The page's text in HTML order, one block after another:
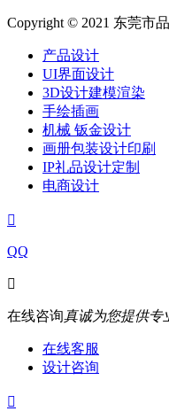
Copyright © 2021 东莞市
产品设计
UI界面设计
3D设计建模渲染
手绘插画
机械 钣金设计
画册包装设计印刷
IP礼品设计定制
电商设计

QQ

在线咨询真诚为您提供专
在线客服
设计咨询
